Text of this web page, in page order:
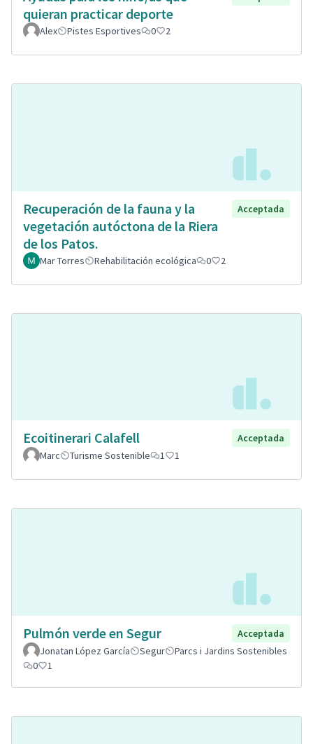
quieran practicar deporte
Alex Pistes Esportives 0 2
Recuperación de la fauna y la
vegetación autóctona de la Riera
de los Patos.
Acceptada
Mar Torres Rehabilitación ecológica 0 2
Ecoitinerari Calafell
Acceptada
Marc
Turisme Sostenible 1 1
Pulmón verde en Segur
Acceptada
Jonatan López García
Segur
Parcs i Jardins Sostenibles
0
1